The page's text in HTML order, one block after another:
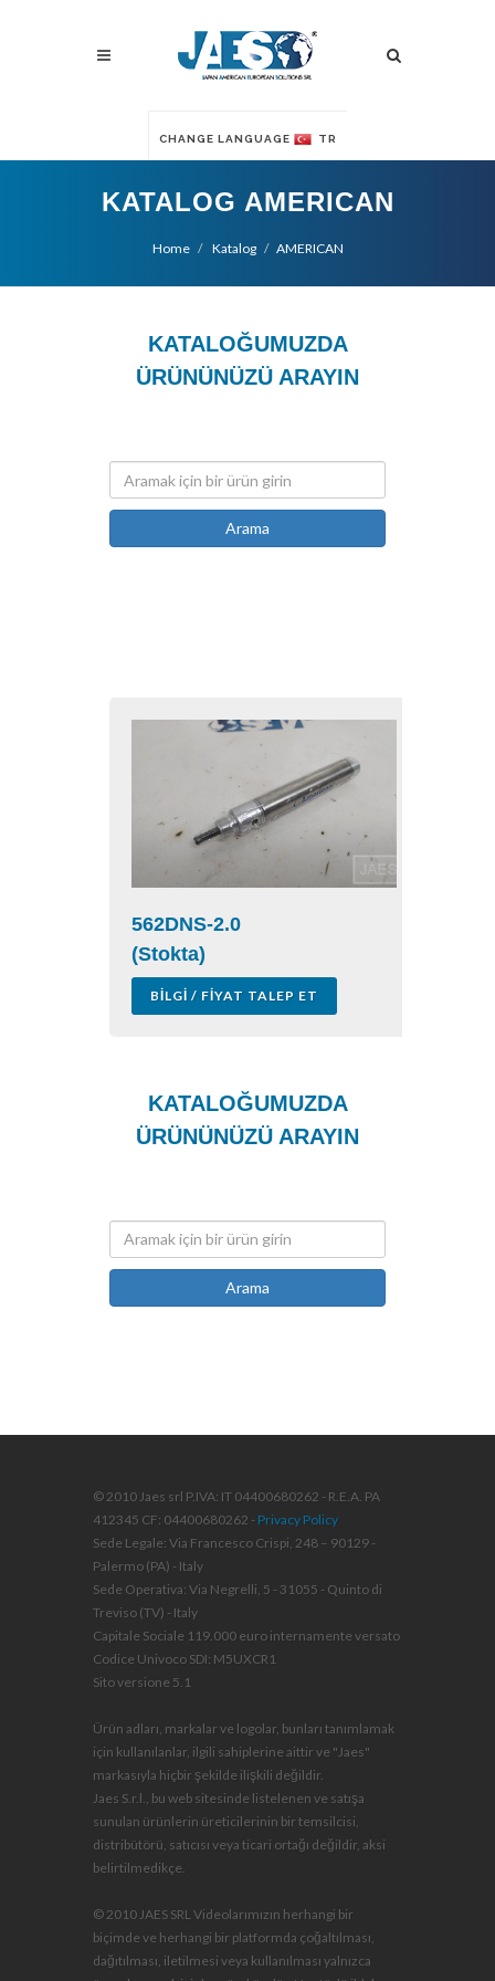
CHANGE LANGUAGE TR
KATALOG AMERICAN
Home Katalog AMERICAN
KATALOĞUMUZDA
ÜRÜNÜNÜZÜ ARAYIN
Arama
562DNS-2.0
(Stokta)
BILGI / FIYAT TALEP ET
KATALOĞUMUZDA
ÜRÜNÜNÜZÜ ARAYIN
Arama
© 2010 Jaes srl P.IVA: IT 04400680262 - R.E.A. PA
412345 CF: 04400680262 - Privacy Policy
Sede Legale: Via Francesco Crispi, 248 – 90129 -
Palermo (PA) - Italy
Sede Operativa: Via Negrelli, 5 - 31055 - Quinto di
Treviso (TV) - Italy
Capitale Sociale 119.000 euro internamente versato
Codice Univoco SDI: M5UXCR1
Sito versione 5.1
Ürün adları, markalar ve logolar, bunları tanımlamak
için kullanılanlar, ilgili sahiplerine aittir ve "Jaes"
markasıyla hiçbir şekilde ilişkili değildir.
Jaes S.r.l., bu web sitesinde listelenen ve satışa
sunulan ürünlerin üreticilerinin bir temsilcisi,
distribütörü, satıcısı veya ticari ortağı değildir, aksi
belirtilmedikçe.
© 2010 JAES SRL Videolarımızın herhangi bir
biçimde ve herhangi bir platformda çoğaltılması,
dağıtılması, iletilmesi veya kullanılması yalnızca